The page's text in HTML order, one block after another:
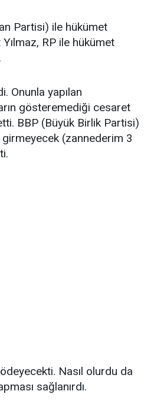
Partisi) ile hükümet
RP ile hükümet
Onunla yapılan
gösteremediği cesaret
BBP (Büyük Birlik Partisi)
girmeyecek (zannederim 3
Nasıl olurdu da
sağlanırdı.